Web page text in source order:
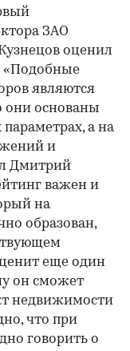
ЗАО
оценил
«Подобные
являются
они основаны
а на
и
Дмитрий
важен и
на
образован,
еще один
он сможет
недвижимости
что при
говорить о